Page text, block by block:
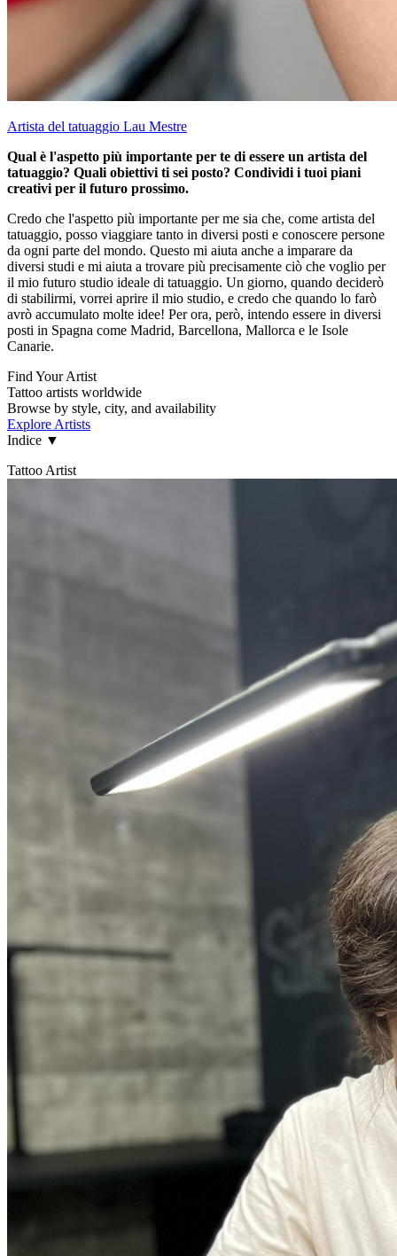
Artista del tatuaggio Lau Mestre
Qual è l'aspetto più importante per te di essere un artista del
tatuaggio? Quali obiettivi ti sei posto? Condividi i tuoi piani
creativi per il futuro prossimo.
Credo che l'aspetto più importante per me sia che, come artista del
tatuaggio, posso viaggiare tanto in diversi posti e conoscere persone
da ogni parte del mondo. Questo mi aiuta anche a imparare da
diversi studi e mi aiuta a trovare più precisamente ciò che voglio per
il mio futuro studio ideale di tatuaggio. Un giorno, quando deciderò
di stabilirmi, vorrei aprire il mio studio, e credo che quando lo farò
avrò accumulato molte idee! Per ora, però, intendo essere in diversi
posti in Spagna come Madrid, Barcellona, Mallorca e le Isole
Canarie.
Find Your Artist
Tattoo artists worldwide
Browse by style, city, and availability
Explore Artists
Indice ▼
Tattoo Artist